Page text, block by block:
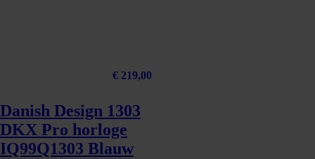
€ 219,00
Danish Design 1303
DKX Pro horloge
IQ99Q1303 Blauw